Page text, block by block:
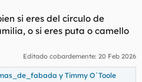
si eres del círculo de
o si eres puta o camello
Editado cobardemente: 20 Feb 2026
y Timmy O´Toole